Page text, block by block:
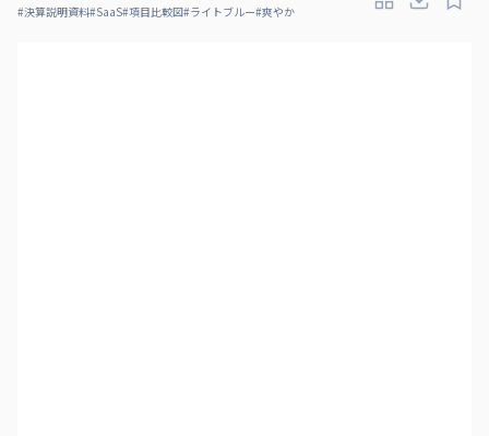
#決算説明資料#SaaS#項目比較図#ライトブルー#爽やか